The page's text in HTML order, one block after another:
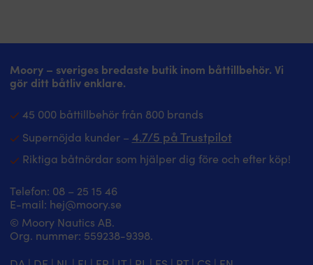
Moory – sveriges bredaste butik inom båttillbehör. Vi
gör ditt båtliv enklare.
45 000 båttillbehör från 800 brands
Supernöjda kunder – 4.7/5 på Trustpilot
Riktiga båtnördar som hjälper dig före och efter köp!
Telefon: 08 – 25 15 46
E-mail: hej@moory.se
© Moory Nautics AB.
Org. nummer: 5‍59238-9398.